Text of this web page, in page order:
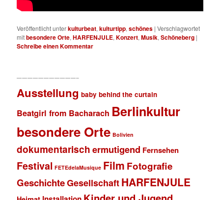
Veröffentlicht unterkulturbeat,kulturtipp,schönes |Verschlagwortet
mitbesondere Orte,HARFENJULE,Konzert,Musik,Schöneberg |
Schreibe einen Kommentar
———————————–
Ausstellung baby behind the curtain
Beatgirl from Bacharach Berlinkultur
besondere Orte Bolivien
dokumentarischermutigend Fernsehen
Festival FETEdelaMusique Film Fotografie
GeschichteGesellschaftHARFENJULE